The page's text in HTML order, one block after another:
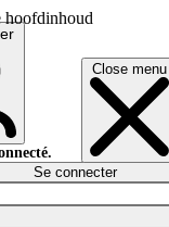
hoofdinhoud
Close menu
Se connecter